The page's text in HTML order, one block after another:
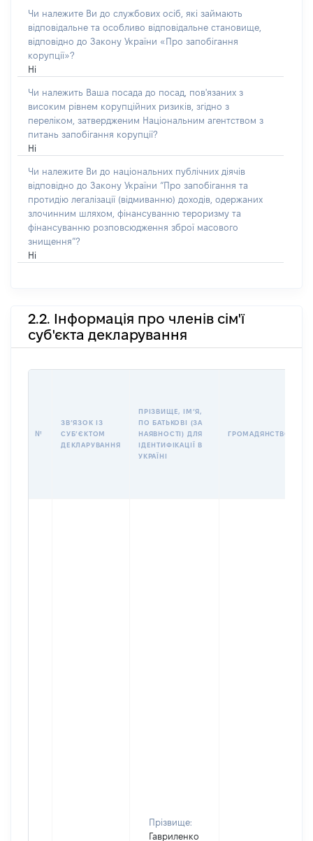
Чи належите Ви до службових осіб, які займають
відповідальне та особливо відповідальне становище,
відповідно до Закону України «Про запобігання
корупції»?
Ні
Чи належить Ваша посада до посад, пов'язаних з
високим рівнем корупційних ризиків, згідно з
переліком, затвердженим Національним агентством з
питань запобігання корупції?
Ні
Чи належите Ви до національних публічних діячів
відповідно до Закону України “Про запобігання та
протидію легалізації (відмиванню) доходів, одержаних
злочинним шляхом, фінансуванню тероризму та
фінансуванню розповсюдження зброї масового
знищення”?
Ні
2.2. Інформація про членів сім'ї
суб'єкта декларування
№
ЗВʼЯЗОК ІЗ
СУБʼЄКТОМ
ДЕКЛАРУВАННЯ
ПРІЗВИЩЕ, ІМʼЯ,
ПО БАТЬКОВІ (ЗА
НАЯВНОСТІ) ДЛЯ
ІДЕНТИФІКАЦІЇ В
УКРАЇНІ
ГРОМАДЯНСТВО
Прізвище:
Гавриленко